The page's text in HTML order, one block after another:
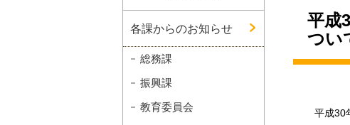
平成
つい
平成30
各課からのお知らせ
総務課
振興課
教育委員会